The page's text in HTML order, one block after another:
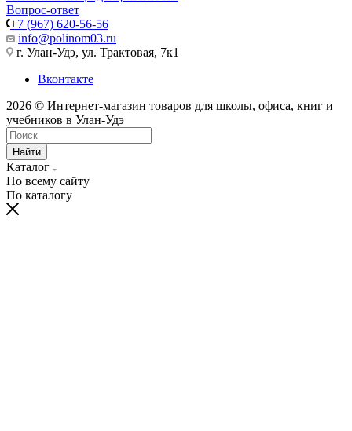
Вопрос-ответ
+7 (967) 620-56-56
info@polinom03.ru
г. Улан-Удэ, ул. Трактовая, 7к1
Вконтакте
2026 © Интернет-магазин товаров для школы, офиса, книг и
учебников в Улан-Удэ
Найти
Каталог
По всему сайту
По каталогу